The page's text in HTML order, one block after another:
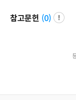
참고문헌 (0)